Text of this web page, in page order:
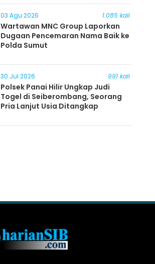
03 Agu 2026 1.085 kali
Wartawan MNC Group Laporkan
Dugaan Pencemaran Nama Baik ke
Polda Sumut
30 Jul 2026 991 kali
Polsek Panai Hilir Ungkap Judi
Togel di Seiberombang, Seorang
Pria Lanjut Usia Ditangkap